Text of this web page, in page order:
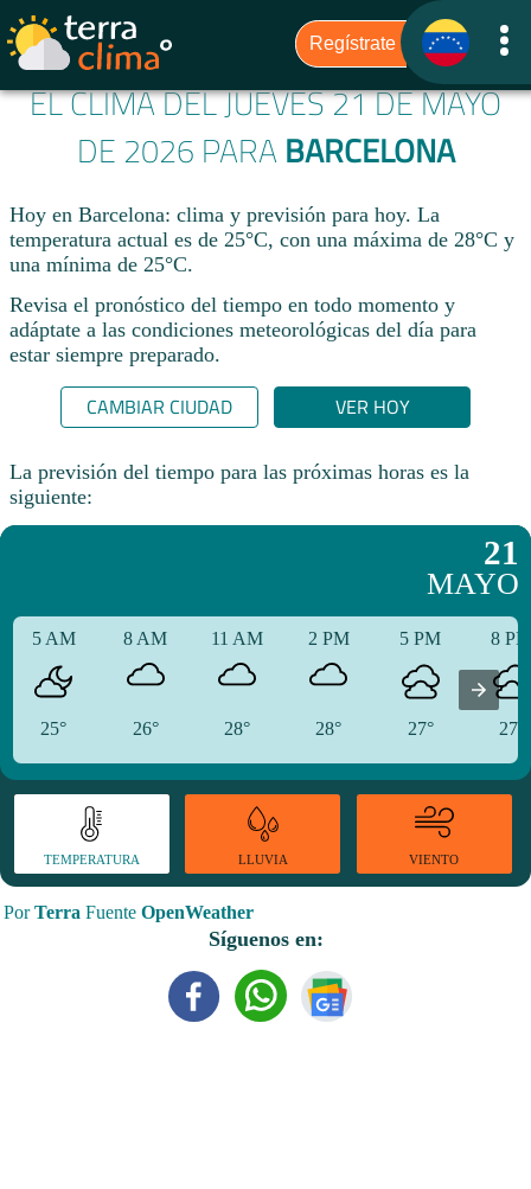
EL CLIMA DEL JUEVES 21 DE MAYO
DE 2026 PARA BARCELONA
Hoy en Barcelona: clima y previsión para hoy. La
temperatura actual es de 25°C, con una máxima de 28°C y
una mínima de 25°C.​
Revisa el pronóstico del tiempo en todo momento y
adáptate a las condiciones meteorológicas del día para
estar siempre preparado.​
CAMBIAR CIUDAD VER HOY
La previsión del tiempo para las próximas horas es la
siguiente:
21
MAYO
5 AM
25°
8 AM
26°
11 AM
28°
2 PM
28°
5 PM
27°
8
27°
TEMPERATURA LLUVIA VIENTO
PorTerra Fuente OpenWeather
Síguenos en: